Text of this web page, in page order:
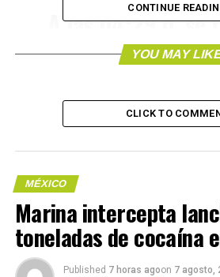
A las 04:29 h,
una explosión
contenido de
fragmentos
que cayeron a
de 1.0 km sobre
del volcán, la
alcanzó una altura
aproximada de
que se dispersa
CONTINUE
YOU MAY
CLICK TO
MÉXICO
Marina intercepta
toneladas de cocaína
Published 7 horas agoon 7 agosto,